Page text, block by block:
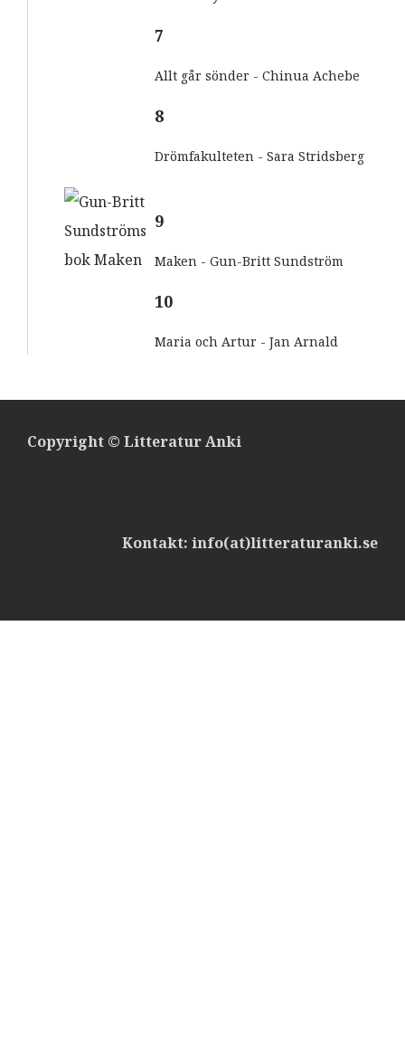
7
Allt går sönder - Chinua Achebe
8
Drömfakulteten - Sara Stridsberg
9
Maken - Gun-Britt Sundström
10
Maria och Artur - Jan Arnald
Copyright © Litteratur Anki
Kontakt: info(at)litteraturanki.se